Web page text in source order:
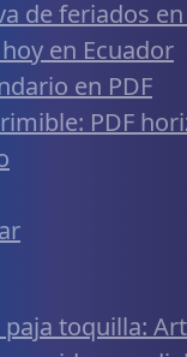
de feriados
en Ecuador
en PDF
PDF
toquilla: